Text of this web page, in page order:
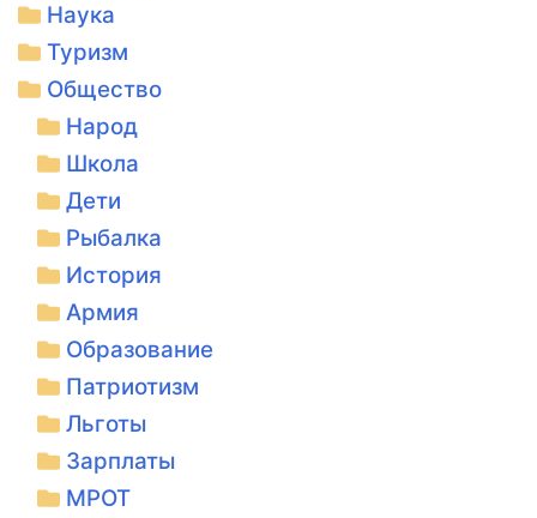
Наука
Туризм
Общество
Народ
Школа
Дети
Рыбалка
История
Армия
Образование
Патриотизм
Льготы
Зарплаты
МРОТ